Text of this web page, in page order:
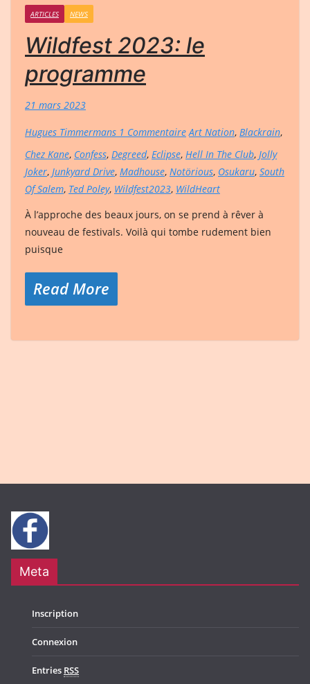
ARTICLES NEWS
Wildfest 2023: le
programme
21 mars 2023
Hugues Timmermans 1 Commentaire Art Nation, Blackrain,
Chez Kane, Confess, Degreed, Eclipse, Hell In The Club, Jolly
Joker, Junkyard Drive, Madhouse, Notörious, Osukaru, South
Of Salem, Ted Poley, Wildfest2023, WildHeart
À l’approche des beaux jours, on se prend à rêver à
nouveau de festivals. Voilà qui tombe rudement bien
puisque
Read More
Meta
Inscription
Connexion
Entries RSS